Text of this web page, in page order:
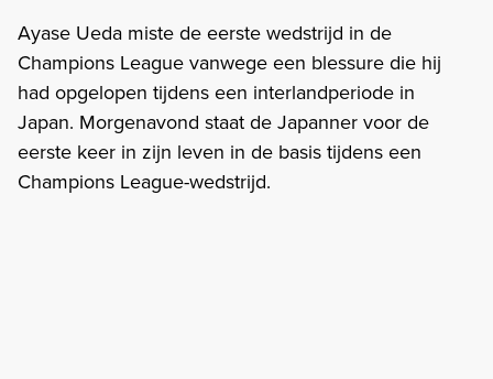
Ayase Ueda miste de eerste wedstrijd in de
Champions League vanwege een blessure die hij
had opgelopen tijdens een interlandperiode in
Japan. Morgenavond staat de Japanner voor de
eerste keer in zijn leven in de basis tijdens een
Champions League-wedstrijd.